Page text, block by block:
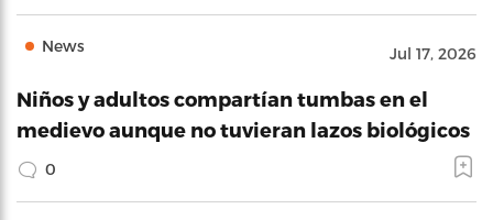
News Jul 17, 2026
Niños y adultos compartían tumbas en el
medievo aunque no tuvieran lazos biológicos
0